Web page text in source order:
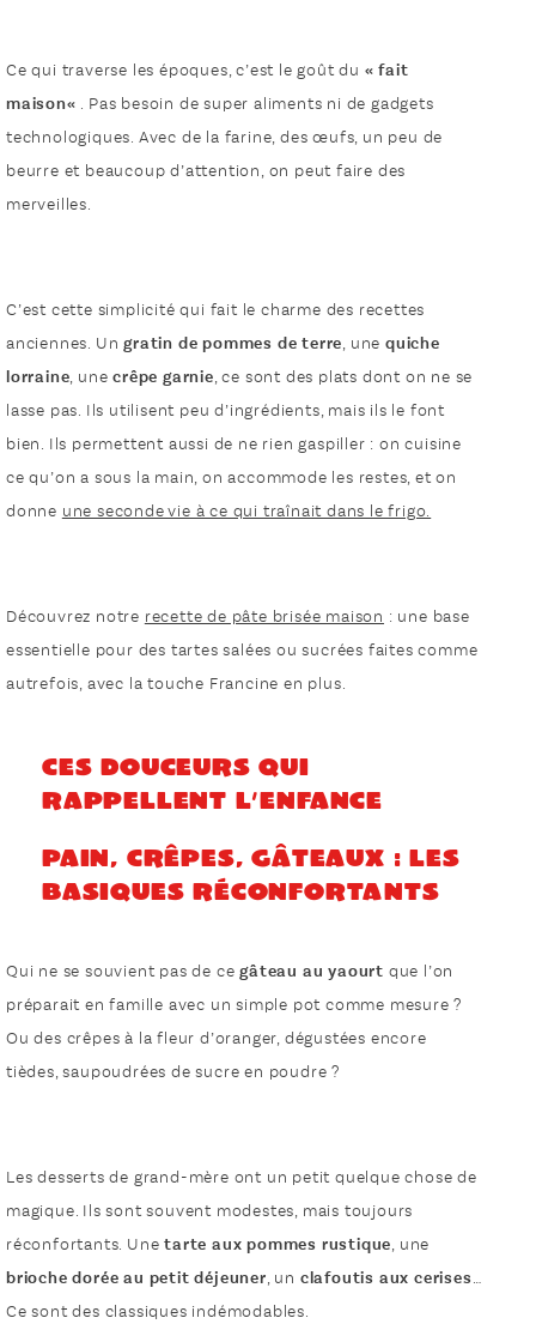
Ce qui traverse les époques, c’est le goût du «fait
maison« . Pas besoin de super aliments ni de gadgets
technologiques. Avec de la farine, des œufs, un peu de
beurre et beaucoup d’attention, on peut faire des
merveilles.
C’est cette simplicité qui fait le charme des recettes
anciennes. Ungratin de pommes de terre, unequiche
lorraine, unecrêpe garnie, ce sont des plats dont on ne se
lasse pas. Ils utilisent peu d’ingrédients, mais ils le font
bien. Ils permettent aussi de ne rien gaspiller : on cuisine
ce qu’on a sous la main, on accommode les restes, et on
donne une seconde vie à ce qui traînait dans le frigo.
Découvrez notre recette de pâte brisée maison : une base
essentielle pour des tartes salées ou sucrées faites comme
autrefois, avec la touche Francine en plus.
Ces douceurs qui
rappellent l’enfance
Pain, crêpes, gâteaux : les
basiques réconfortants
Qui ne se souvient pas de cegâteau au yaourt que l’on
préparait en famille avec un simple pot comme mesure ?
Ou des crêpes à la fleur d’oranger, dégustées encore
tièdes, saupoudrées de sucre en poudre ?
Les desserts de grand-mère ont un petit quelque chose de
magique. Ils sont souvent modestes, mais toujours
réconfortants. Unetarte aux pommes rustique, une
brioche dorée au petit déjeuner, un clafoutis aux cerises …
Ce sont des classiques indémodables.